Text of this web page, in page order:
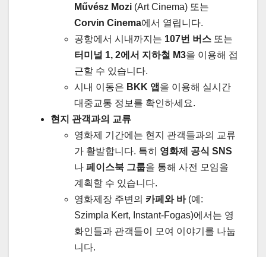
Művész Mozi (Art Cinema) 또는
Corvin Cinema에서 열립니다.
공항에서 시내까지는 107번 버스 또는
터미널 1, 2에서 지하철 M3을 이용해 접
근할 수 있습니다.
시내 이동은 BKK 앱 을 이용해 실시간
대중교통 정보를 확인하세요.
현지 관객과의 교류
영화제 기간에는 현지 관객들과의 교류
가 활발합니다. 특히 영화제 공식 SNS
나 페이스북 그룹을 통해 사전 모임을
계획할 수 있습니다.
영화제장 주변의 카페와 바(예:
Szimpla Kert, Instant-Fogas)에서는 영
화인들과 관객들이 모여 이야기를 나눕
니다.